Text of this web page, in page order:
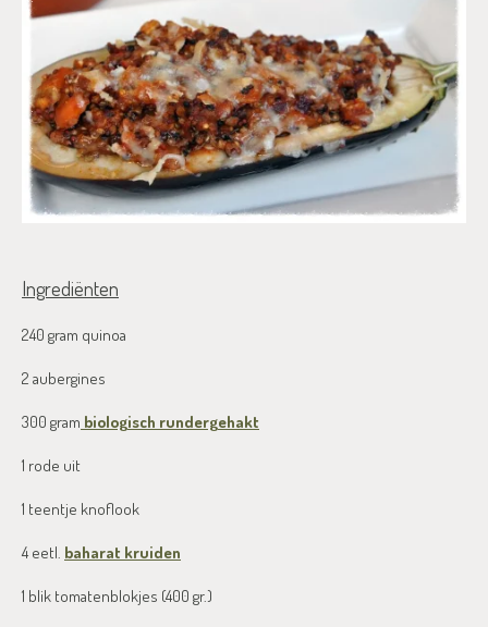
Ingrediënten
240 gram quinoa
2 aubergines
300 gram biologisch rundergehakt
1 rode uit
1 teentje knoflook
4 eetl. baharat kruiden
1 blik tomatenblokjes (400 gr.)